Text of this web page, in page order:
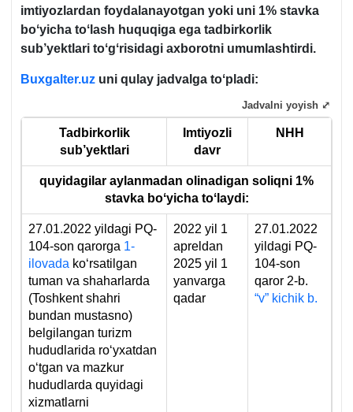
imtiyozlardan foydalanayotgan yoki uni 1% stavka
boʻyicha toʻlash huquqiga ega tadbirkorlik
sub’yektlari toʻgʻrisidagi aхborotni umumlashtirdi.
Buxgalter.uz uni qulay jadvalga toʻpladi:
Tadbirkorlik
sub’yektlari
Imtiyozli
davr
NHH
quyidagilar aylanmadan olinadigan soliqni 1%
stavka boʻyicha toʻlaydi:
27.01.2022 yildagi PQ-
104-son qarorga 1-
ilovada koʻrsatilgan
tuman va shaharlarda
(Toshkent shahri
bundan mustasno)
belgilangan turizm
hududlarida roʻyхatdan
oʻtgan va mazkur
hududlarda quyidagi
хizmatlarni
2022 yil 1
apreldan
2025 yil 1
yanvarga
qadar
27.01.2022
yildagi PQ-
104-son
qaror 2-b.
“v” kichik b.
Jadvalni yoyish ⤢